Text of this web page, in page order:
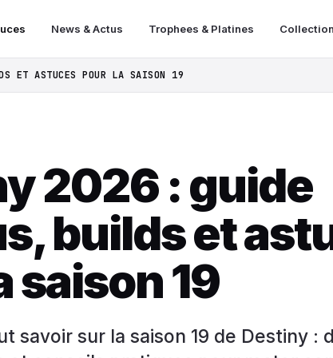
News & Actus Trophees & Platines
ET ASTUCES POUR LA SAISON 19
2026 : guide
builds et
saison 19
savoir sur la saison 19 de Destiny :